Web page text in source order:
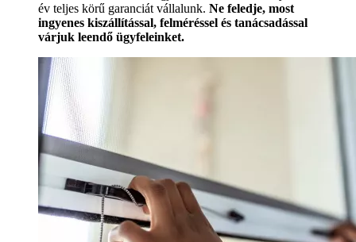
év teljes körű garanciát vállalunk. Ne feledje, most
ingyenes kiszállítással, felméréssel és tanácsadással
várjuk leendő ügyfeleinket.